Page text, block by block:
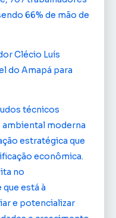
66% de mão de
Clécio Luís
do Amapá para
técnicos
moderna
estratégica que
econômica.
no
está à
e potencializar